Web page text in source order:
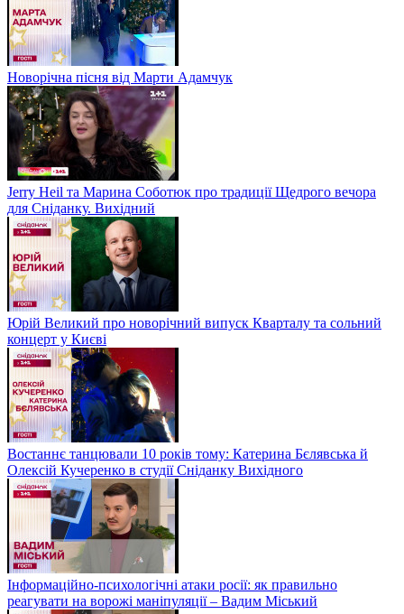
Новорічна пісня від Марти Адамчук
Jerry Heil та Марина Соботюк про традиції Щедрого вечора
для Сніданку. Вихідний
Юрій Великий про новорічний випуск Кварталу та сольний
концерт у Києві
Востаннє танцювали 10 років тому: Катерина Бєлявська й
Олексій Кучеренко в студії Сніданку Вихідного
Інформаційно-психологічні атаки росії: як правильно
реагувати на ворожі маніпуляції – Вадим Міський